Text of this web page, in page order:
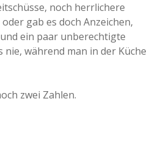
noch herrlichere
gab es doch Anzeichen,
ein paar unberechtigte
während man in der Küche
zwei Zahlen.